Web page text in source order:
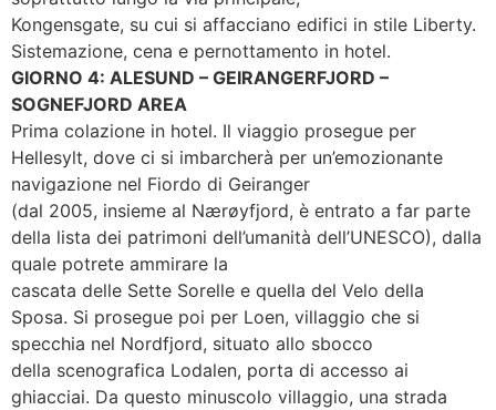
Kongensgate, su cui si affacciano edifici in stile Liberty.
Sistemazione, cena e pernottamento in hotel.
GIORNO 4: ALESUND – GEIRANGERFJORD –
SOGNEFJORD AREA
Prima colazione in hotel. Il viaggio prosegue per
Hellesylt, dove ci si imbarcherà per un’emozionante
navigazione nel Fiordo di Geiranger
(dal 2005, insieme al Nærøyfjord, è entrato a far parte
della lista dei patrimoni dell’umanità dell’UNESCO), dalla
quale potrete ammirare la
cascata delle Sette Sorelle e quella del Velo della
Sposa. Si prosegue poi per Loen, villaggio che si
specchia nel Nordfjord, situato allo sbocco
della scenografica Lodalen, porta di accesso ai
ghiacciai. Da questo minuscolo villaggio, una strada